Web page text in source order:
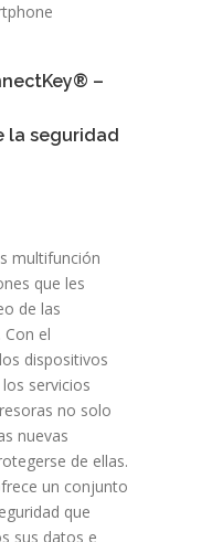
–
la seguridad
multifunción
que les
de las
el
dispositivos
servicios
no solo
nuevas
de ellas.
un conjunto
que
sus datos e